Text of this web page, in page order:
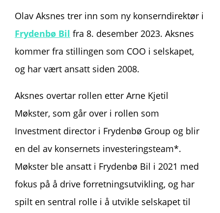
Olav Aksnes trer inn som ny konserndirektør i
Frydenbø Bil fra 8. desember 2023. Aksnes
kommer fra stillingen som COO i selskapet,
og har vært ansatt siden 2008.
Aksnes overtar rollen etter Arne Kjetil
Møkster, som går over i rollen som
Investment director i Frydenbø Group og blir
en del av konsernets investeringsteam*.
Møkster ble ansatt i Frydenbø Bil i 2021 med
fokus på å drive forretningsutvikling, og har
spilt en sentral rolle i å utvikle selskapet til